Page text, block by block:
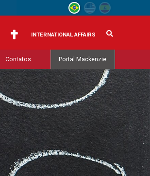
INTERNATIONAL AFFAIRS
Contatos Portal Mackenzie